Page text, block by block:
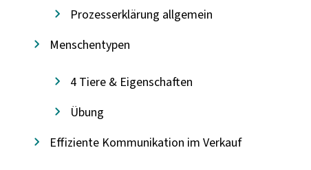
Prozesserklärung allgemein
Menschentypen
4 Tiere & Eigenschaften
Übung
Effiziente Kommunikation im Verkauf